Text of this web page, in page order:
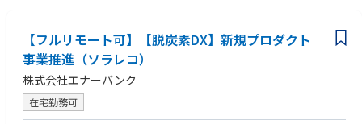
「エンジニアリング」「ゼネコン」「サブコン」の要素を網羅しているた
め、大手ゼネコンや設計事務所に
与えられた設計図で仕事するのみならず、自らクライアントと直接会話
し、一緒に設備を創り上げることが出来ます。
その分、厳しいお言葉を頂戴することもありますが、それが達成感ややり
がいに繋がります。
【フルリモート可】【脱炭素DX】新規プロダクト
事業推進（ソラレコ）
株式会社エナーバンク
在宅勤務可